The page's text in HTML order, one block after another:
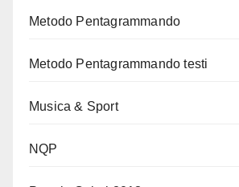
Metodo Pentagrammando
Metodo Pentagrammando testi
Musica & Sport
NQP